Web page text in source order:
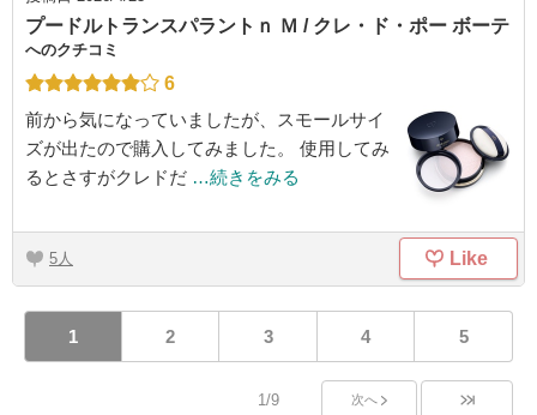
プードルトランスパラントｎ Ｍ / クレ・ド・ポー ボーテ
へのクチコミ
6
前から気になっていましたが、スモールサイ
ズが出たので購入してみました。 使用してみ
るとさすがクレドだ …続きをみる
5 Like
1 2 3 4 5
1/9 次へ